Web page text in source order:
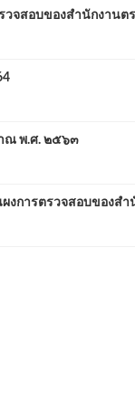
วจสอบของสำนักงานต
ณ พ.ศ. ๒๕๖๓
งการตรวจสอบของส